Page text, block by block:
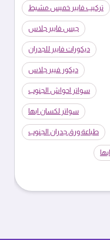
تركيب فايبر خميس مشيط
جبس فايبر جلاس
ديكورات فايبر للجدران
ديكور فيبر جلاس
سواتر احواش الجنوب
سواتر لكسان ابها
طباعة ورق جدران الجنوب